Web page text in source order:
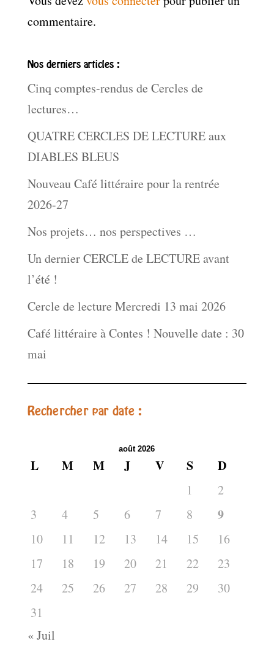
commentaire.
Nos derniers articles :
Cinq comptes-rendus de Cercles de
lectures…
QUATRE CERCLES DE LECTURE aux
DIABLES BLEUS
Nouveau Café littéraire pour la rentrée
2026-27
Nos projets… nos perspectives …
Un dernier CERCLE de LECTURE avant
l’été !
Cercle de lecture Mercredi 13 mai 2026
Café littéraire à Contes ! Nouvelle date : 30
mai
Rechercher par date :
août 2026
L M M J V S D
1
2
3
4 5 6 7 8 9
10 11 12 13 14 15
16
17
18 19 20 21 22
23
24
25 26 27 28 29
30
31
« Juil